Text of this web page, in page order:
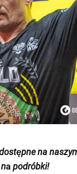
na
a podróbki!